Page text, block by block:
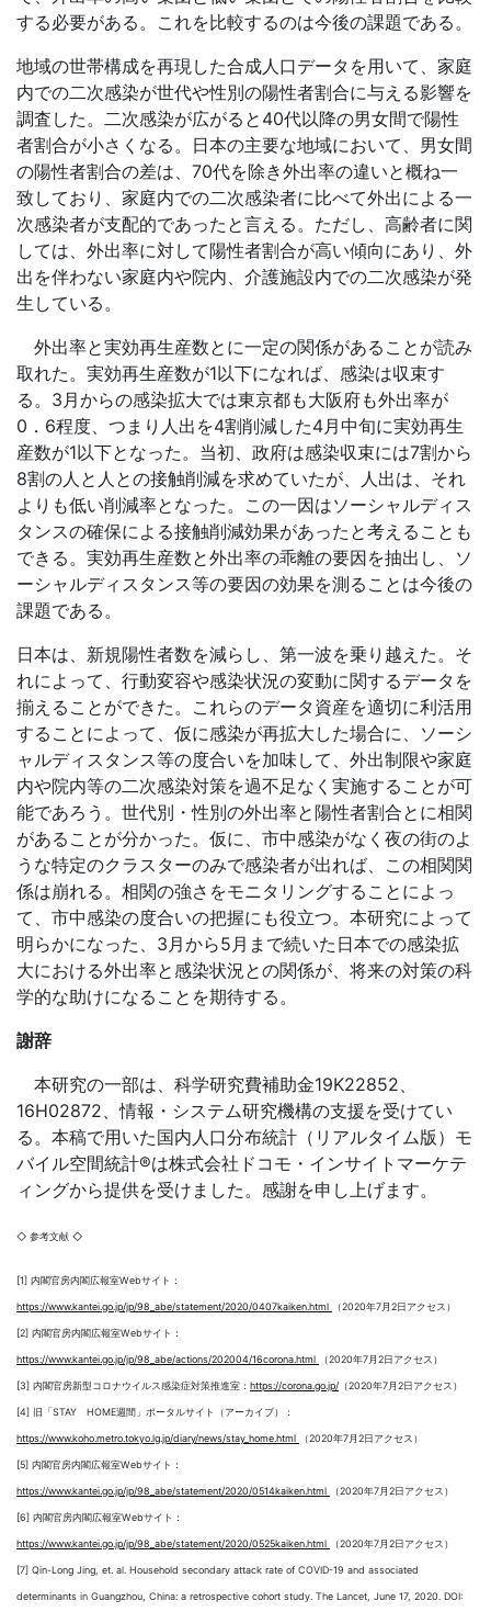
する必要がある。これを比較するのは今後の課題である。
地域の世帯構成を再現した合成人口データを用いて、家庭
内での二次感染が世代や性別の陽性者割合に与える影響を
調査した。二次感染が広がると40代以降の男女間で陽性
者割合が小さくなる。日本の主要な地域において、男女間
の陽性者割合の差は、70代を除き外出率の違いと概ね一
致しており、家庭内での二次感染者に比べて外出による一
次感染者が支配的であったと言える。ただし、高齢者に関
しては、外出率に対して陽性者割合が高い傾向にあり、外
出を伴わない家庭内や院内、介護施設内での二次感染が発
生している。
外出率と実効再生産数とに一定の関係があることが読み
取れた。実効再生産数が1以下になれば、感染は収束す
る。3月からの感染拡大では東京都も大阪府も外出率が
0．6程度、つまり人出を4割削減した4月中旬に実効再生
産数が1以下となった。当初、政府は感染収束には7割から
8割の人と人との接触削減を求めていたが、人出は、それ
よりも低い削減率となった。この一因はソーシャルディス
タンスの確保による接触削減効果があったと考えることも
できる。実効再生産数と外出率の乖離の要因を抽出し、ソ
ーシャルディスタンス等の要因の効果を測ることは今後の
課題である。
日本は、新規陽性者数を減らし、第一波を乗り越えた。そ
れによって、行動変容や感染状況の変動に関するデータを
揃えることができた。これらのデータ資産を適切に利活用
することによって、仮に感染が再拡大した場合に、ソーシ
ャルディスタンス等の度合いを加味して、外出制限や家庭
内や院内等の二次感染対策を過不足なく実施することが可
能であろう。世代別・性別の外出率と陽性者割合とに相関
があることが分かった。仮に、市中感染がなく夜の街のよ
うな特定のクラスターのみで感染者が出れば、この相関関
係は崩れる。相関の強さをモニタリングすることによっ
て、市中感染の度合いの把握にも役立つ。本研究によって
明らかになった、3月から5月まで続いた日本での感染拡
大における外出率と感染状況との関係が、将来の対策の科
学的な助けになることを期待する。
謝辞
本研究の一部は、科学研究費補助金19K22852、
16H02872、情報・システム研究機構の支援を受けてい
る。本稿で用いた国内人口分布統計（リアルタイム版）モ
バイル空間統計®は株式会社ドコモ・インサイトマーケテ
ィングから提供を受けました。感謝を申し上げます。
◇ 参考文献 ◇
[1] 内閣官房内閣広報室Webサイト：
https://www.kantei.go.jp/jp/98_abe/statement/2020/0407kaiken.html （2020年7月2日アクセス）
[2] 内閣官房内閣広報室Webサイト：
https://www.kantei.go.jp/jp/98_abe/actions/202004/16corona.html （2020年7月2日アクセス）
[3] 内閣官房新型コロナウイルス感染症対策推進室： https://corona.go.jp/ （2020年7月2日アクセス）
[4] 旧「STAY HOME週間」ポータルサイト（アーカイブ）：
https://www.koho.metro.tokyo.lg.jp/diary/news/stay_home.html （2020年7月2日アクセス）
[5] 内閣官房内閣広報室Webサイト：
https://www.kantei.go.jp/jp/98_abe/statement/2020/0514kaiken.html （2020年7月2日アクセス）
[6] 内閣官房内閣広報室Webサイト：
https://www.kantei.go.jp/jp/98_abe/statement/2020/0525kaiken.html （2020年7月2日アクセス）
[7] Qin-Long Jing, et. al. Household secondary attack rate of COVID-19 and associated
determinants in Guangzhou, China: a retrospective cohort study. The Lancet, June 17, 2020. DOI: